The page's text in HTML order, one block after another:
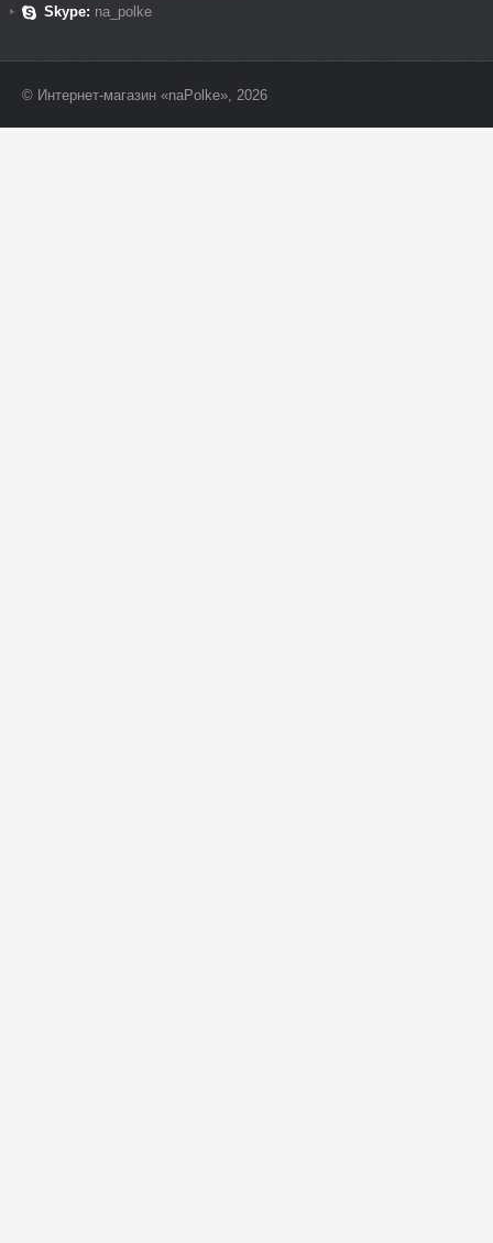
Skype: na_polke
© Интернет-магазин «naPolke», 2026